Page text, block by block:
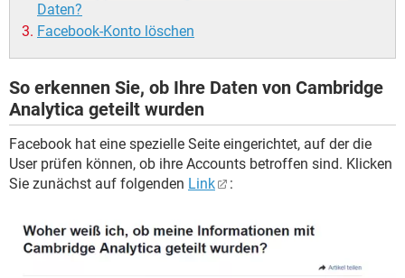
Daten?
Facebook-Konto löschen
So erkennen Sie, ob Ihre Daten von Cambridge
Analytica geteilt wurden
Facebook hat eine spezielle Seite eingerichtet, auf der die
User prüfen können, ob ihre Accounts betroffen sind. Klicken
Sie zunächst auf folgenden Link :